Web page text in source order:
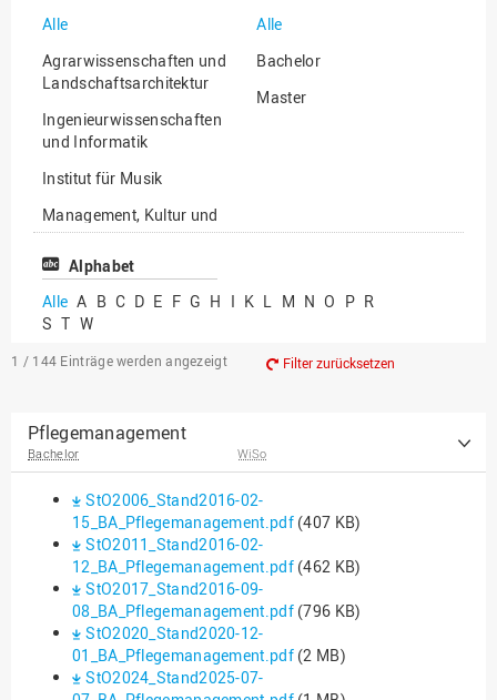
Alle
Agrarwissenschaften und
Landschaftsarchitektur
Ingenieurwissenschaften
und Informatik
Institut für Musik
Management, Kultur und
Technik
Wirtschafts- und
Sozialwissenschaften
Alle
Bachelor
Master
Alphabet
Alle A B C D E F G H I K L M N O P R
S T W
1 / 144 Einträge werden angezeigt Filter zurücksetzen
Pflegemanagement
Bachelor WiSo
StO2006_Stand2016-02-
15_BA_Pflegemanagement.pdf (407 KB)
StO2011_Stand2016-02-
12_BA_Pflegemanagement.pdf (462 KB)
StO2017_Stand2016-09-
08_BA_Pflegemanagement.pdf (796 KB)
StO2020_Stand2020-12-
01_BA_Pflegemanagement.pdf (2 MB)
StO2024_Stand2025-07-